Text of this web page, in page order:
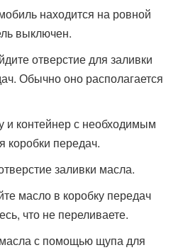
находится на ровной
выключен.
отверстие для заливки
Обычно оно располагается
и контейнер с необходимым
коробки передач.
заливки масла.
масло в коробку передач
что не переливаете.
с помощью щупа для